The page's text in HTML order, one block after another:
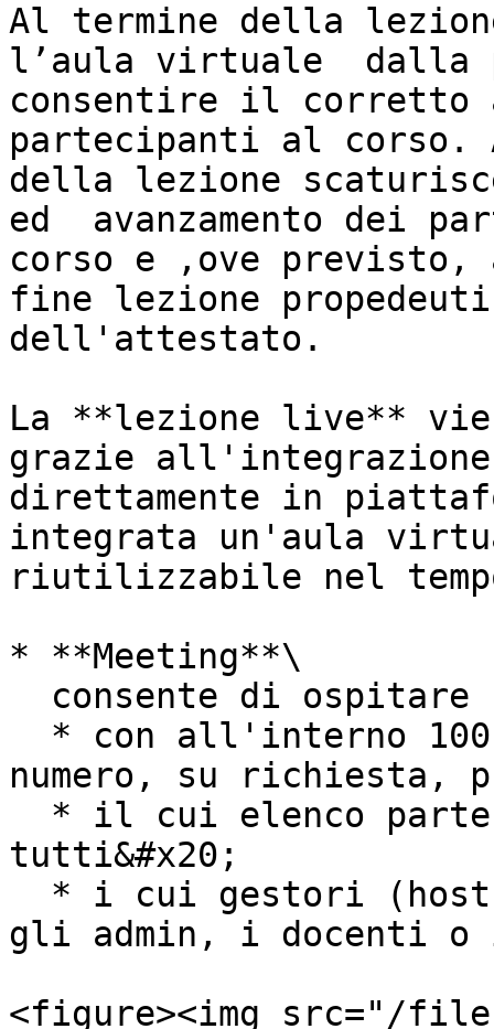
Al termine della
l’aula virtuale  dalla
consentire il corretto
partecipanti al corso.
della lezione
ed  avanzamento dei
corso e ,ove
fine lezione
dell'attestato.
La **lezione live**
grazie
direttamente in
integrata un'aula
riutilizzabile nel
* **Meeting**\
numero, su richiesta,
tutti&#x20;
gli admin, i docenti
<figure><img src="/